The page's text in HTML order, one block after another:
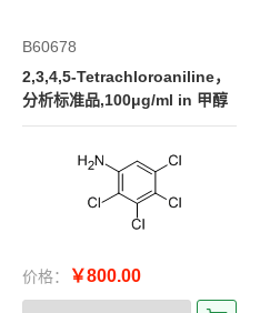
B60678
2,3,4,5-Tetrachloroaniline，
分析标准品,100μg/ml in 甲醇
价格： ￥800.00